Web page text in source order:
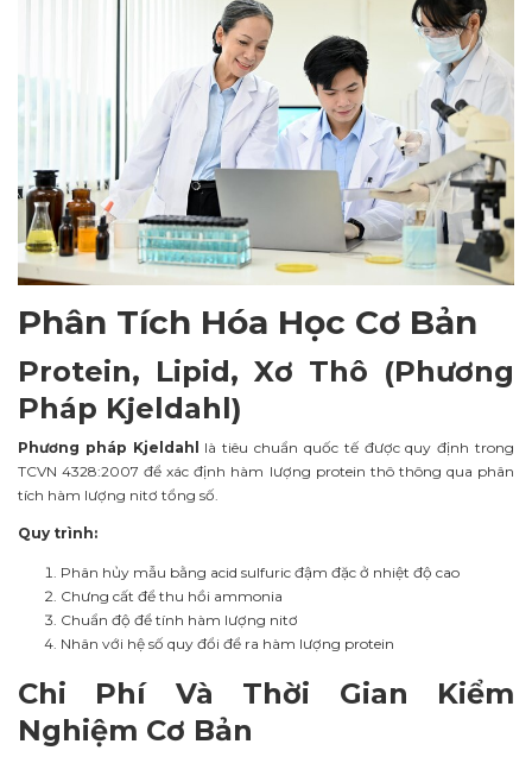
Phân Tích Hóa Học Cơ Bản
Protein, Lipid, Xơ Thô (Phương
Pháp Kjeldahl)
Phương pháp Kjeldahl là tiêu chuẩn quốc tế được quy định trong
TCVN 4328:2007 để xác định hàm lượng protein thô thông qua phân
tích hàm lượng nitơ tổng số.
Quy trình:
Phân hủy mẫu bằng acid sulfuric đậm đặc ở nhiệt độ cao
Chưng cất để thu hồi ammonia
Chuẩn độ để tính hàm lượng nitơ
Nhân với hệ số quy đổi để ra hàm lượng protein
Chi Phí Và Thời Gian Kiểm
Nghiệm Cơ Bản